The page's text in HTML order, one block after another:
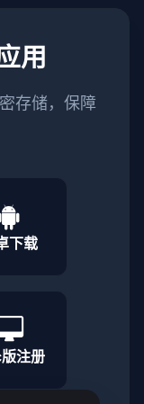
用
存储，保障
下载
注册